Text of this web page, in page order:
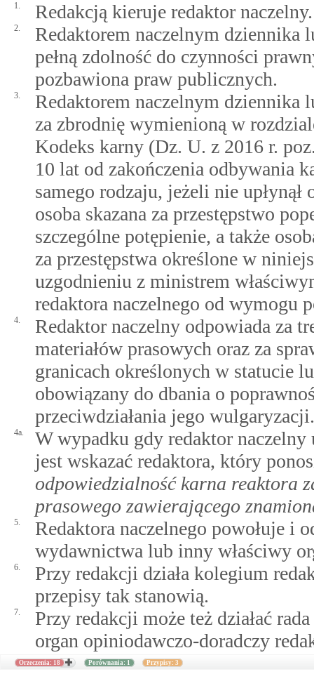
1. Redakcją kieruje redaktor naczelny.
2.
Redaktorem naczelnym dziennika
pełną zdolność do czynności
pozbawiona praw publicznych.
3.
Redaktorem naczelnym dziennika
za zbrodnię wymienioną w
Kodeks karny (Dz. U. z 2016 r.
10 lat od zakończenia odbywania
samego rodzaju, jeżeli nie
osoba skazana za przestępstwo
szczególne potępienie, a także
za przestępstwa określone w
uzgodnieniu z ministrem
redaktora naczelnego od wymogu
4.
Redaktor naczelny odpowiada za
materiałów prasowych oraz za
granicach określonych w statucie
obowiązany do dbania o
przeciwdziałania jego wulgaryzacji.
4a.
W wypadku gdy redaktor
jest wskazać redaktora, który
odpowiedzialność karna reaktora
prasowego zawierającego
5.
Redaktora naczelnego powołuje i
wydawnictwa lub inny właściwy
6.
Przy redakcji działa kolegium
przepisy tak stanowią.
7.
Przy redakcji może też działać
organ opiniodawczo-doradczy
Orzeczenia: 18 Porównania: 1 Przypisy: 3